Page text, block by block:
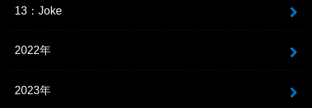
13：Joke
2022年
2023年